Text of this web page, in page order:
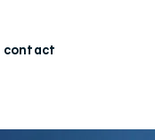
contact